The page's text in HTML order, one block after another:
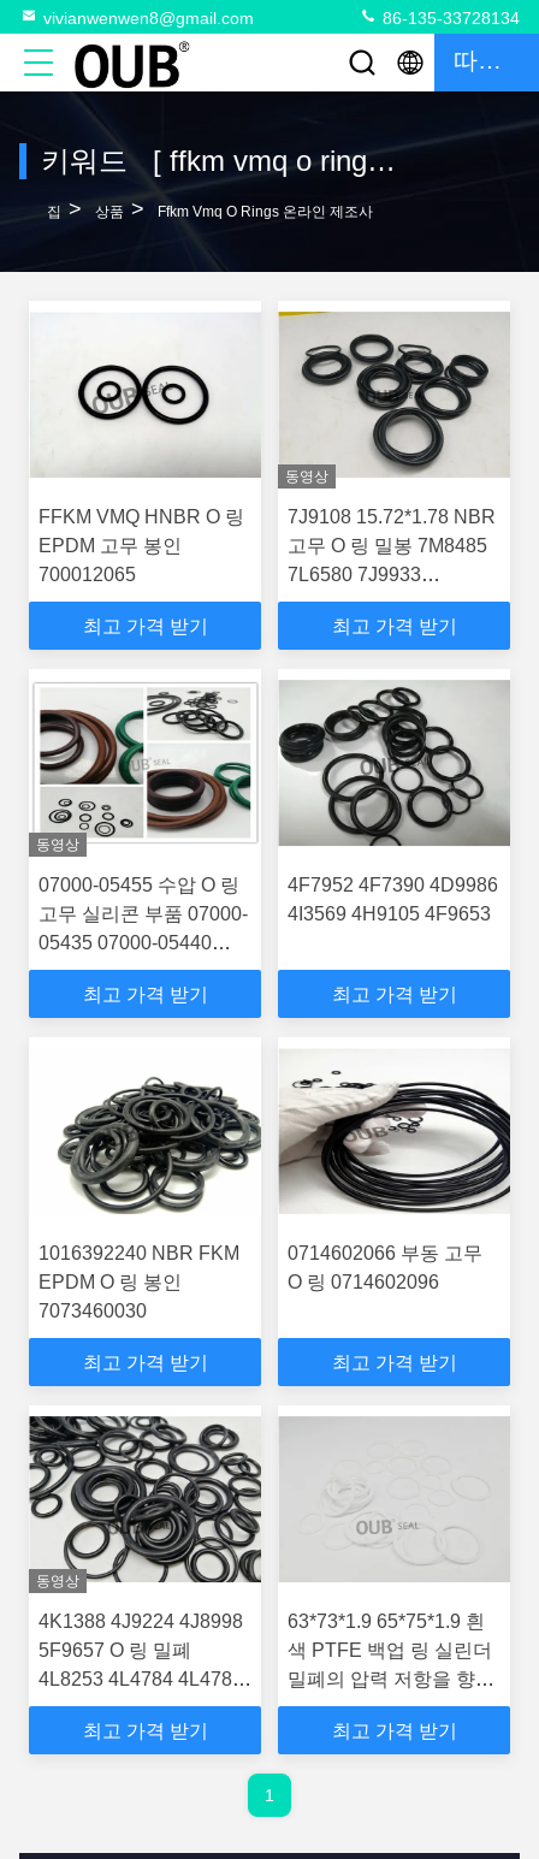
vivianwenwen8@gmail.com 86-135-33728134
따옴표
키워드 [ ffkm vmq o rings ] 일치 8 상품
집 > 상품 > Ffkm Vmq O Rings 온라인 제조사
FFKM VMQ HNBR O 링
EPDM 고무 봉인
700012065
최고 가격 받기
동영상
7J9108 15.72*1.78 NBR
고무 O 링 밀봉 7M8485
7L6580 7J9933
29.74*2.95
최고 가격 받기
동영상
07000-05455 수압 O 링
고무 실리콘 부품 07000-
05435 07000-05440
07000-05445 07000-
05450최고 가격 받기
4F7952 4F7390 4D9986
4I3569 4H9105 4F9653
최고 가격 받기
1016392240 NBR FKM
EPDM O 링 봉인
7073460030
최고 가격 받기
0714602066 부동 고무
O 링 0714602096
최고 가격 받기
동영상
4K1388 4J9224 4J8998
5F9657 O 링 밀폐
4L8253 4L4784 4L4782
4K2039
최고 가격 받기
63*73*1.9 65*75*1.9 흰
색 PTFE 백업 링 실린더
밀폐의 압력 저항을 향상
시키기 위해
최고 가격 받기
1